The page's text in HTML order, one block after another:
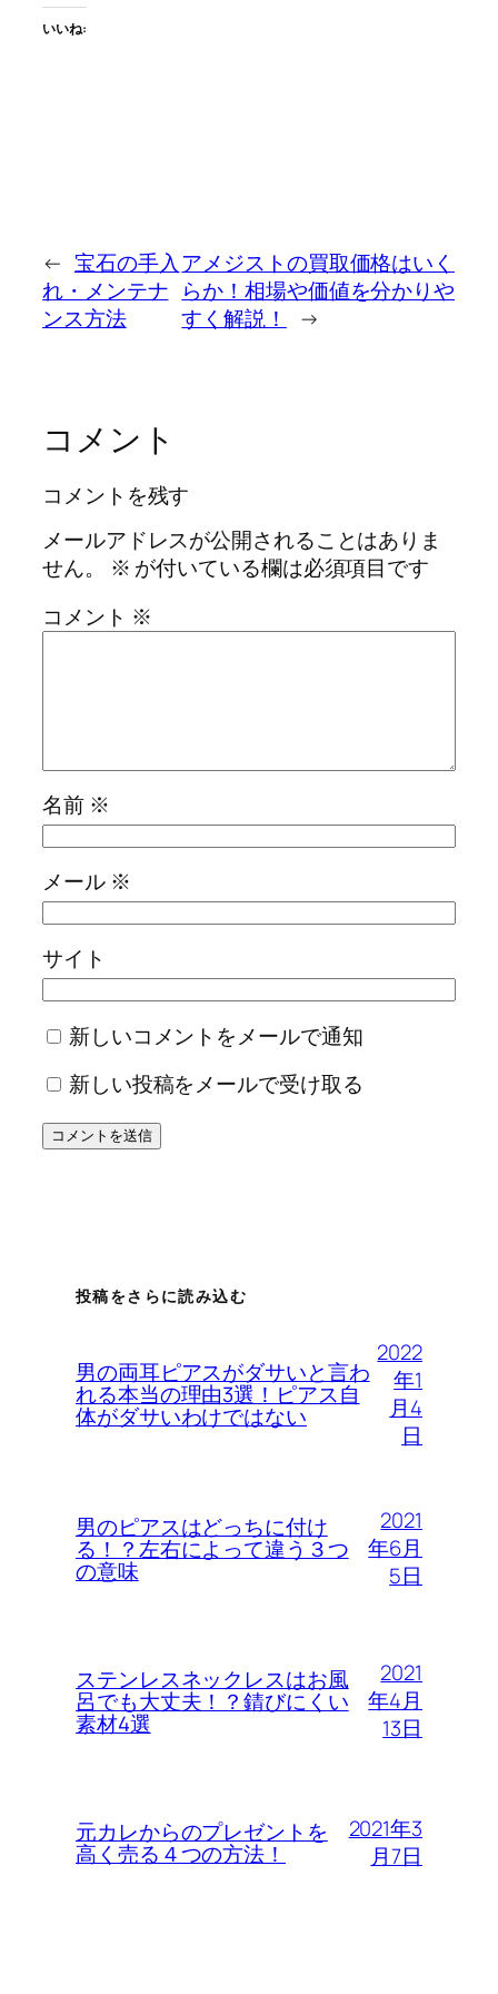
いいね:
← 宝石の手入
れ・メンテナ
ンス方法
アメジストの買取価格はいく
らか！相場や価値を分かりや
すく解説！
→
コメント
コメントを残す
メールアドレスが公開されることはありま
せん。
※ が付いている欄は必須項目です
コメント ※
名前 ※
メール ※
サイト
新しいコメントをメールで通知
新しい投稿をメールで受け取る
投稿をさらに読み込む
男の両耳ピアスがダサいと言わ
れる本当の理由3選！ピアス自
体がダサいわけではない
2022
年1
月4
日
男のピアスはどっちに付け
る！？左右によって違う３つ
の意味
2021
年6月
5日
ステンレスネックレスはお風
呂でも大丈夫！？錆びにくい
素材4選
2021
年4月
13日
元カレからのプレゼントを
高く売る４つの方法！
2021年3
月7日